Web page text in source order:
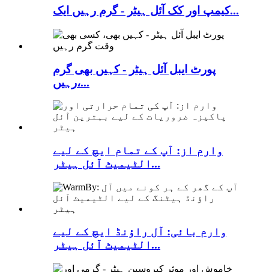
کیمپ اور کک آئل ہیٹر - گرم رہیں ایک...
پورٹ ایبل آئل ہیٹر - کہیں بھی گرم
رہیں،...
وارم از: آپ کے تمام ایچ کے لیے
الٹیمیٹ آئل ہیٹر...
وارم بائی: آل راؤنڈ ایچ کے لیے
الٹیمیٹ آئل ہیٹر...